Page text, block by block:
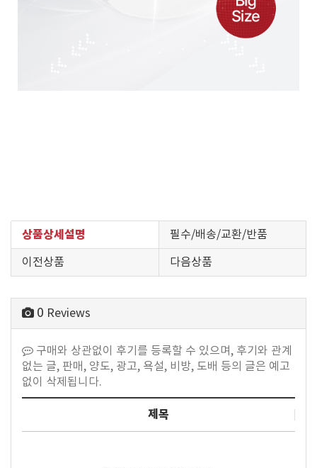
상품상세설명 필수/배송/교환/반품
이전상품 다음상품
0 Reviews
구매와 상관없이 후기를 등록할 수 있으며, 후기와 관계
없는 글, 판매, 양도, 광고, 욕설, 비방, 도배 등의 글은 예고
없이 삭제됩니다.
제목